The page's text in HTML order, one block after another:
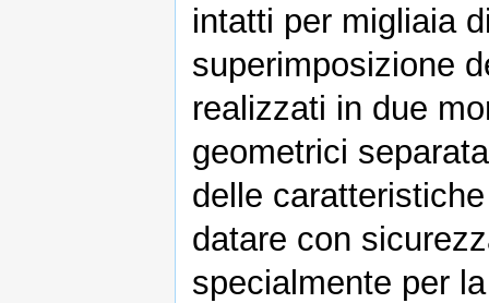
intatti per migliaia
superimposizione
realizzati in due
geometrici
delle
datare con
specialmente per